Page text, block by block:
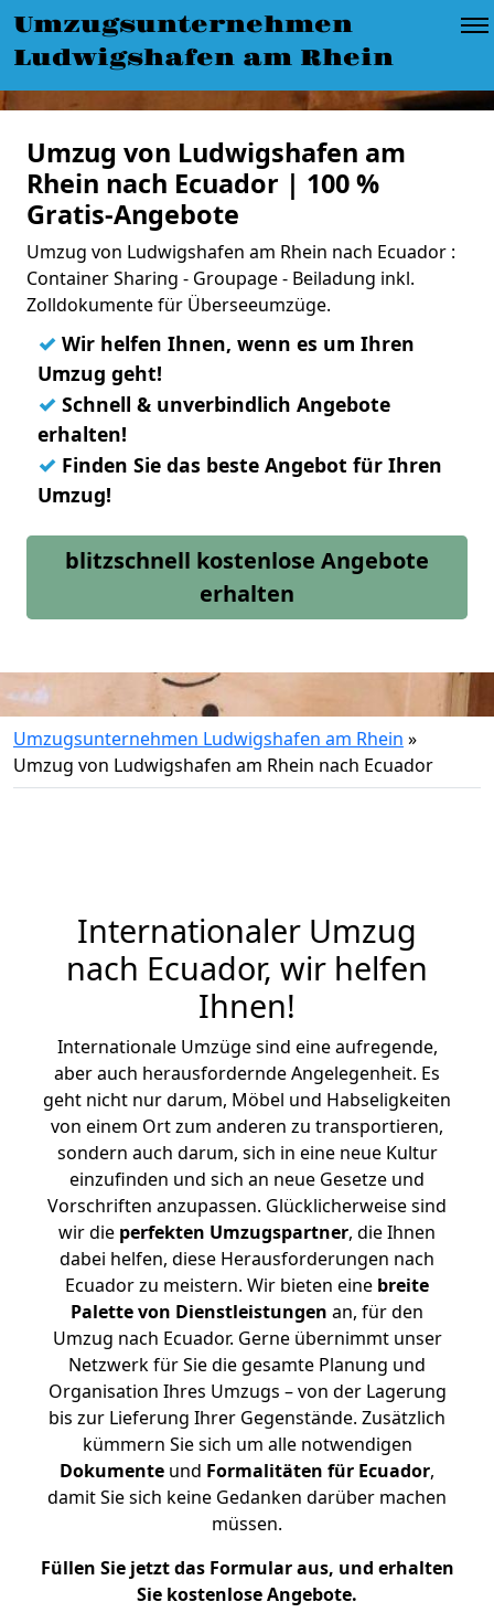
Umzugsunternehmen
Ludwigshafen am Rhein
Umzug von Ludwigshafen am
Rhein nach Ecuador | 100 %
Gratis-Angebote
Umzug von Ludwigshafen am Rhein nach Ecuador :
Container Sharing - Groupage - Beiladung inkl.
Zolldokumente für Überseeumzüge.
✓ Wir helfen Ihnen, wenn es um Ihren
Umzug geht!
✓ Schnell & unverbindlich Angebote
erhalten!
✓ Finden Sie das beste Angebot für Ihren
Umzug!
blitzschnell kostenlose Angebote
erhalten
Umzugsunternehmen Ludwigshafen am Rhein »
Umzug von Ludwigshafen am Rhein nach Ecuador
Internationaler Umzug
nach Ecuador, wir helfen
Ihnen!
Internationale Umzüge sind eine aufregende,
aber auch herausfordernde Angelegenheit. Es
geht nicht nur darum, Möbel und Habseligkeiten
von einem Ort zum anderen zu transportieren,
sondern auch darum, sich in eine neue Kultur
einzufinden und sich an neue Gesetze und
Vorschriften anzupassen. Glücklicherweise sind
wir die perfekten Umzugspartner, die Ihnen
dabei helfen, diese Herausforderungen nach
Ecuador zu meistern. Wir bieten eine breite
Palette von Dienstleistungen an, für den
Umzug nach Ecuador. Gerne übernimmt unser
Netzwerk für Sie die gesamte Planung und
Organisation Ihres Umzugs – von der Lagerung
bis zur Lieferung Ihrer Gegenstände. Zusätzlich
kümmern Sie sich um alle notwendigen
Dokumente und Formalitäten für Ecuador,
damit Sie sich keine Gedanken darüber machen
müssen.
Füllen Sie jetzt das Formular aus, und erhalten
Sie kostenlose Angebote.